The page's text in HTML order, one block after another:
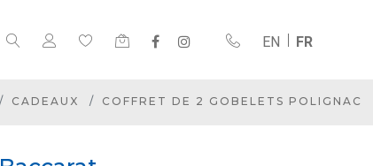
EN FR
CADEAUX COFFRET DE 2 GOBELETS POLIGNAC